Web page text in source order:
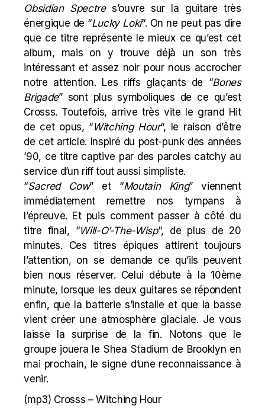
Obsidian Spectres’ouvre sur la guitare très
énergique de “Lucky Loki“. On ne peut pas dire
que ce titre représente le mieux ce qu’est cet
album, mais on y trouve déjà un son très
intéressant et assez noir pour nous accrocher
notre attention. Les riffs glaçants de “Bones
Brigade” sont plus symboliques de ce qu’est
Crosss. Toutefois, arrive très vite le grand Hit
de cet opus, “Witching Hour“, le raison d’être
de cet article. Inspiré du post-punk des années
’90, ce titre captive par des paroles catchy au
service d’un riff tout aussi simpliste.
“Sacred Cow” et “Moutain King” viennent
immédiatement remettre nos tympans à
l’épreuve. Et puis comment passer à côté du
titre final, “Will-O’-The-Wisp“, de plus de 20
minutes. Ces titres épiques attirent toujours
l’attention, on se demande ce qu’ils peuvent
bien nous réserver. Celui débute à la 10ème
minute, lorsque les deux guitares se répondent
enfin, que la batterie s’installe et que la basse
vient créer une atmosphère glaciale. Je vous
laisse la surprise de la fin. Notons que le
groupe jouera le Shea Stadium de Brooklyn en
mai prochain, le signe d’une reconnaissance à
venir.
(mp3) Crosss – Witching Hour